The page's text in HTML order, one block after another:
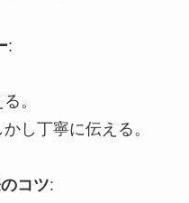
:
。
し丁寧に伝える。
コツ: